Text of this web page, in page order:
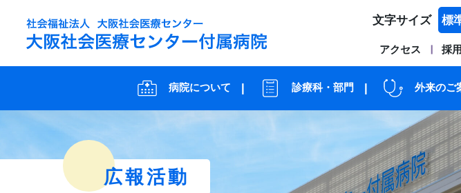
文字サイズ 標
アクセス 採
病院について 診療科・部門 外来のご
広報活動